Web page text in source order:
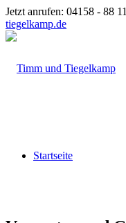
Jetzt anrufen: 04158 - 88
tiegelkamp.de
Startseite